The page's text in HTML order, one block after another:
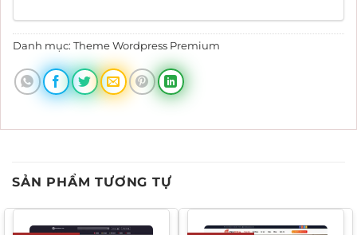
Danh mục: Theme Wordpress Premium
SẢN PHẨM TƯƠNG TỰ